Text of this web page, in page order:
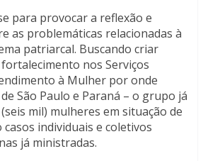
para provocar a reflexão e
as problemáticas relacionadas à
patriarcal. Buscando criar
nos Serviços
à Mulher por onde
São Paulo e Paraná – o grupo já
mil) mulheres em situação de
individuais e coletivos
já ministradas.